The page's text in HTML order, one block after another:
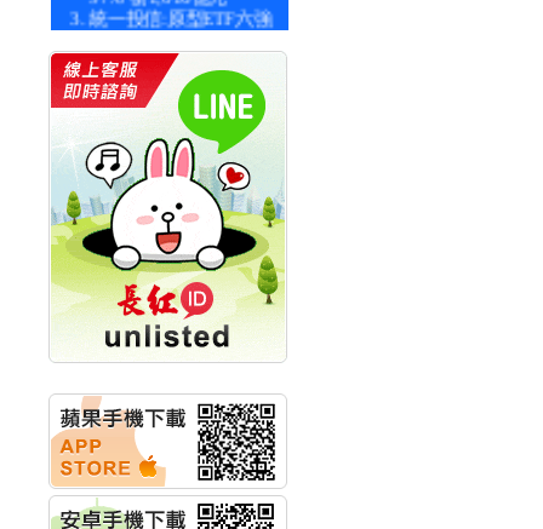
統一投信:原型ETF六強
漲逾九成
統一投信:主動式ETF溢
價 被盯上
新光人壽保險:新壽Q1外
價金將達996億
宇辰系統科技:宇辰業績
創新高 啟動興櫃轉上櫃
計畫
明緯企業:明緯永續科技
競賽 以電源驅動善的力
量
秀育企業:秀育SHO-U儲
能系統 獲國內首張CNS
認證
華旭先進:代重要子公司
碩通散熱股份有限公司
公告董事會通過發言人
及代理發
華旭先進:代重要子公司
碩通散熱股份有限公司